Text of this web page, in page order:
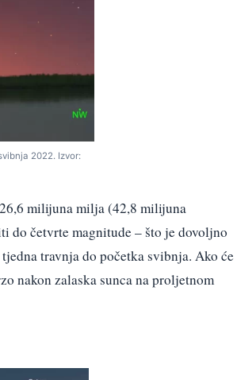
2022. Izvor:
milijuna milja (42,8 milijuna
do četvrte magnitude – što je dovoljno
travnja do početka svibnja. Ako će
nakon zalaska sunca na proljetnom